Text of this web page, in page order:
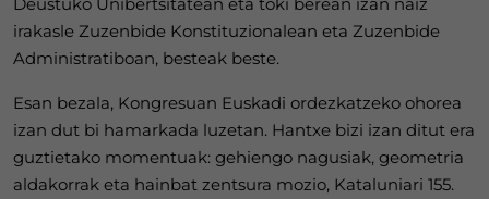
irakasle Zuzenbide Konstituzionalean eta Zuzenbide
Administratiboan, besteak beste.
Esan bezala, Kongresuan Euskadi ordezkatzeko ohorea
izan dut bi hamarkada luzetan. Hantxe bizi izan ditut era
guztietako momentuak: gehiengo nagusiak, geometria
aldakorrak eta hainbat zentsura mozio, Kataluniari 155.